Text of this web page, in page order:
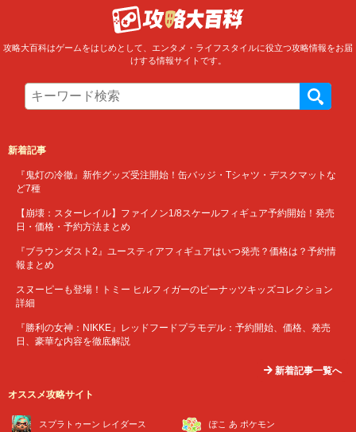
攻略大百科はゲームをはじめとして、エンタメ・ライフスタイルに役立つ攻略情報をお届
けする情報サイトです。
新着記事
『鬼灯の冷徹』新作グッズ受注開始！缶バッジ・Tシャツ・デスクマットな
ど7種
【崩壊：スターレイル】ファイノン1/8スケールフィギュア予約開始！発売
日・価格・予約方法まとめ
『ブラウンダスト2』ユースティアフィギュアはいつ発売？価格は？予約情
報まとめ
スヌーピーも登場！トミー ヒルフィガーのピーナッツキッズコレクション
詳細
『勝利の女神：NIKKE』レッドフードプラモデル：予約開始、価格、発売
日、豪華な内容を徹底解説
新着記事一覧へ
オススメ攻略サイト
スプラトゥーン レイダース ぽこ あ ポケモン